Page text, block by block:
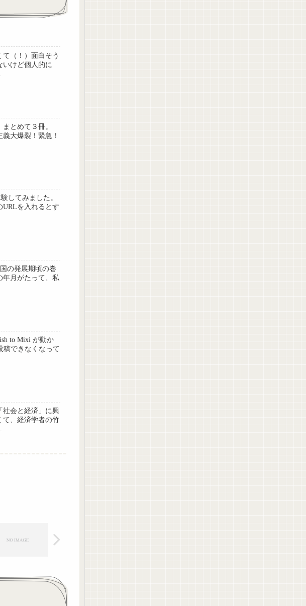
（！）面白そう
けど個人的に
とめて３冊。
大爆裂！緊急！
してみました。
URLを入れるとす
の発展期頃の巻
年月がたって、私
to Mixi が動か
できなくなって
社会と経済」に興
て、経済学者の竹